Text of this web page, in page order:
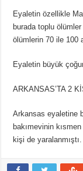
Eyaletin özellikle
burada toplu
ölümlerin 70 ile 100
Eyaletin büyük
ARKANSAS’TA 2
Arkansas eyaletine
bakımevinin
kişi de yaralanmıştı.